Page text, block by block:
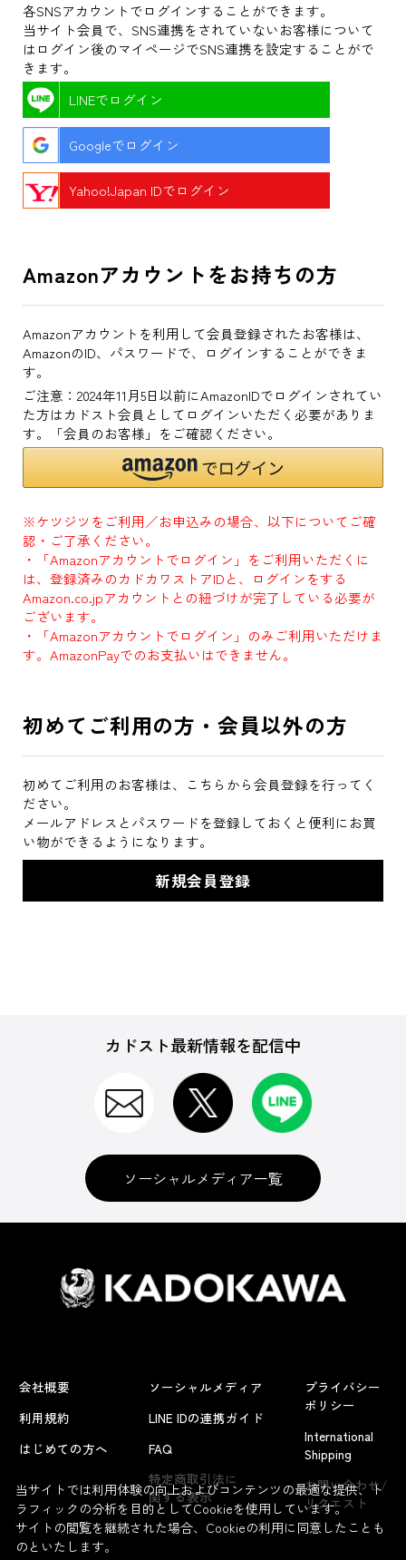
各SNSアカウントでログインすることができます。
当サイト会員で、SNS連携をされていないお客様について
はログイン後のマイページでSNS連携を設定することがで
きます。
LINEでログイン
Googleでログイン
Yahoo!Japan IDでログイン
Amazonアカウントをお持ちの方
Amazonアカウントを利用して会員登録されたお客様は、
AmazonのID、パスワードで、ログインすることができま
す。
ご注意：2024年11月5日以前にAmazonIDでログインされてい
た方はカドスト会員としてログインいただく必要がありま
す。「会員のお客様」をご確認ください。
※ケツジツをご利用／お申込みの場合、以下についてご確
認・ご了承ください。
・「Amazonアカウントでログイン」をご利用いただくに
は、登録済みのカドカワストアIDと、ログインをする
Amazon.co.jpアカウントとの紐づけが完了している必要が
ございます。
・「Amazonアカウントでログイン」のみご利用いただけま
す。AmazonPayでのお支払いはできません。
初めてご利用の方・会員以外の方
初めてご利用のお客様は、こちらから会員登録を行ってく
ださい。
メールアドレスとパスワードを登録しておくと便利にお買
い物ができるようになります。
カドスト最新情報を配信中
ソーシャルメディア一覧
会社概要
利用規約
はじめての方へ
ソーシャルメディア
LINE IDの連携ガイド
FAQ
特定商取引法に
関する表示
プライバシー
ポリシー
International
Shipping
お問い合わせ/
リクエスト
当サイトでは利用体験の向上およびコンテンツの最適な提供、ト
ラフィックの分析を目的としてCookieを使用しています。
サイトの閲覧を継続された場合、Cookieの利用に同意したことも
のといたします。